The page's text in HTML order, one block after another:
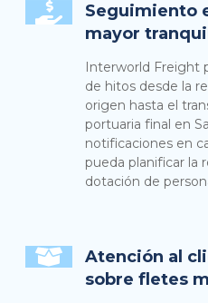
Seguimiento
mayor
Interworld Freight
de hitos desde la
origen hasta el
portuaria final en
notificaciones en
pueda planificar la
dotación de
Atención al
sobre fletes